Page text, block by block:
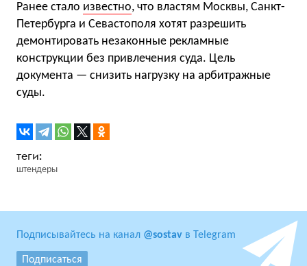
Ранее стало известно, что властям Москвы, Санкт-
Петербурга и Севастополя хотят разрешить
демонтировать незаконные рекламные
конструкции без привлечения суда. Цель
документа — снизить нагрузку на арбитражные
суды.
штендеры
Подписывайтесь на канал @sostav в Telegram
Подписаться